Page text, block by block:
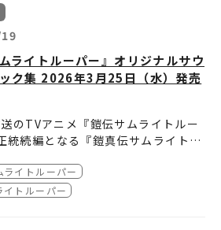
TUP7CutOru0
MAO』公式X：
MAO』公式Instagram：https://
maoanimation_offi
@maoanimation_official
サビのみの公開となります。
2026年9月27日（日）0：10まで
て 歌：石田紫音
歌：凱
夜空に 歌：上杉魁人
ソウル 歌：凱、上杉魁人、北
条大和、石田紫音
ウル short ver.
大和:武内駿輔 、石田紫音:熊谷健太
内容
特典：ましかくブロマイド5枚セット
連動特典：56㎜缶バッジ2個セッ
紫音）
典：メガジャケ
典：アクリルキーホルダー(50㎜
限定の為なくなり次第終了となり
かじめご了承ください。
トショッピング：アクリルカラビナ
ス：アクリルキーホルダー
細はこちら
samurai-trooper.net/news/det
ムライトルーパー』オリジナルサウ
ク集 2026年3月25日（水）発売
のTVアニメ『鎧伝サムライトルー
統続編となる『鎧真伝サムライトル
トルーパー』オリジナルサウンドト
発売が決定しました。オープニン
ライトルーパー』オリジナルサウン
集
特典】
ライトルーパー
イトルーパー